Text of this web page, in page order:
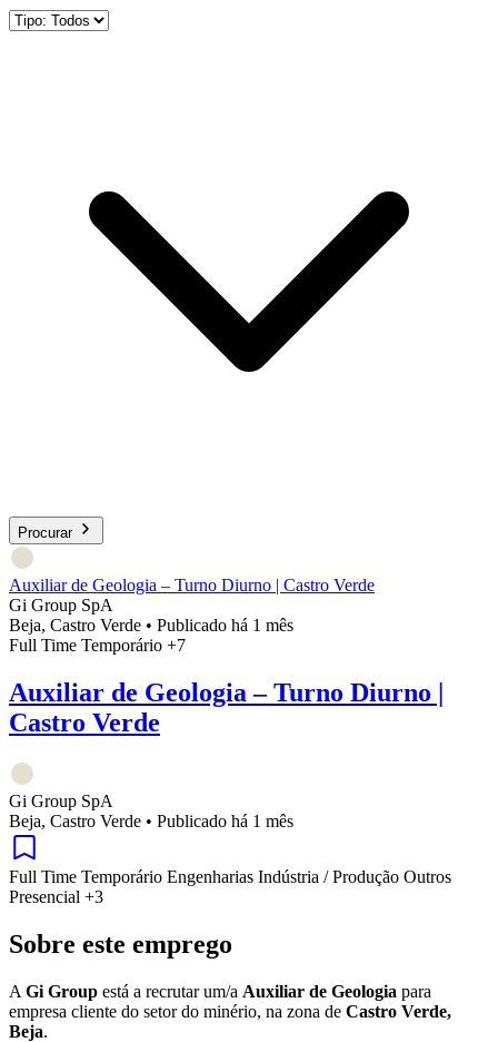
Procurar
Auxiliar de Geologia – Turno Diurno | Castro Verde
Gi Group SpA
Beja, Castro Verde • Publicado há 1 mês
Full Time Temporário +7
Auxiliar de Geologia – Turno Diurno |
Castro Verde
Gi Group SpA
Beja, Castro Verde • Publicado há 1 mês
Full Time Temporário Engenharias Indústria / Produção Outros
Presencial +3
Sobre este emprego
A Gi Group está a recrutar um/a Auxiliar de Geologia para
empresa cliente do setor do minério, na zona de Castro Verde,
Beja.